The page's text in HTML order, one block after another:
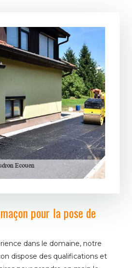
pour la pose de
dans le domaine, notre
dispose des qualifications et